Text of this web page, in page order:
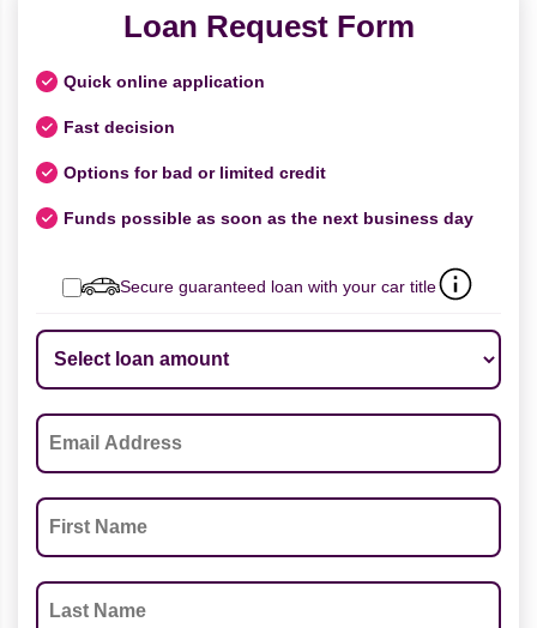
Loan Request Form
Quick online application
Fast decision
Options for bad or limited credit
Funds possible as soon as the next business day
Secure guaranteed loan with your car title